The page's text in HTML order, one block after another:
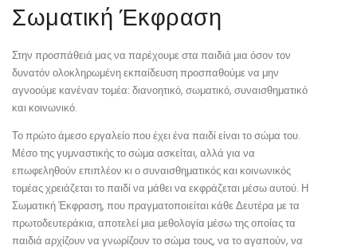
Σωματική Έκφραση
Στην προσπάθειά μας να παρέχουμε στα παιδιά μια όσον τον
δυνατόν ολοκληρωμένη εκπαίδευση προσπαθούμε να μην
αγνοούμε κανέναν τομέα: διανοητικό, σωματικό, συναισθηματικό
και κοινωνικό.
Το πρώτο άμεσο εργαλείο που έχει ένα παιδί είναι το σώμα του.
Μέσο της γυμναστικής το σώμα ασκείται, αλλά για να
επωφεληθούν επιπλέον κι ο συναισθηματικός και κοινωνικός
τομέας χρειάζεται το παιδί να μάθει να εκφράζεται μέσω αυτού. Η
Σωματική Έκφραση, που πραγματοποιείται κάθε Δευτέρα με τα
πρωτοδευτεράκια, αποτελεί μια μεθολογία μέσω της οποίας τα
παιδιά αρχίζουν να γνωρίζουν το σώμα τους, να το αγαπούν, να